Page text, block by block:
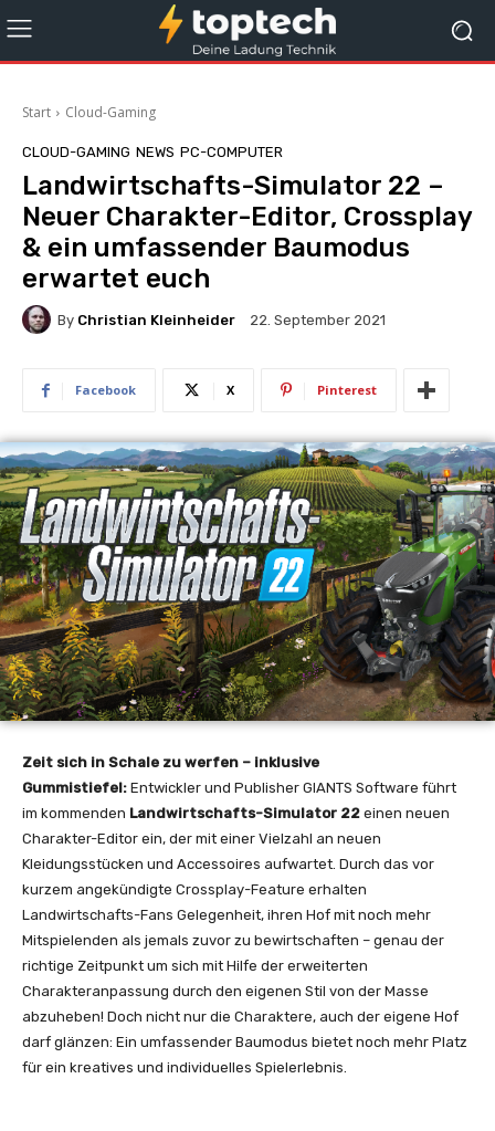
Start Cloud-Gaming
CLOUD-GAMING NEWS PC-COMPUTER
Landwirtschafts-Simulator 22 –
Neuer Charakter-Editor, Crossplay
& ein umfassender Baumodus
erwartet euch
By Christian Kleinheider 22. September 2021
Facebook X Pinterest
Zeit sich in Schale zu werfen – inklusive
Gummistiefel: Entwickler und Publisher GIANTS Software führt
im kommenden Landwirtschafts-Simulator 22 einen neuen
Charakter-Editor ein, der mit einer Vielzahl an neuen
Kleidungsstücken und Accessoires aufwartet. Durch das vor
kurzem angekündigte Crossplay-Feature erhalten
Landwirtschafts-Fans Gelegenheit, ihren Hof mit noch mehr
Mitspielenden als jemals zuvor zu bewirtschaften – genau der
richtige Zeitpunkt um sich mit Hilfe der erweiterten
Charakteranpassung durch den eigenen Stil von der Masse
abzuheben! Doch nicht nur die Charaktere, auch der eigene Hof
darf glänzen: Ein umfassender Baumodus bietet noch mehr Platz
für ein kreatives und individuelles Spielerlebnis.